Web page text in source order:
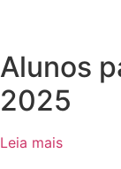
Alunos
2025
Leia mais